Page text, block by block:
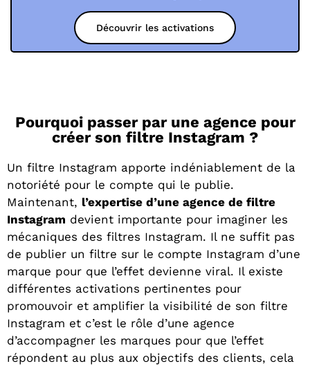
Découvrir les activations
Pourquoi passer par une agence pour
créer son filtre Instagram ?
Un filtre Instagram apporte indéniablement de la
notoriété pour le compte qui le publie.
Maintenant, l’expertise d’une agence de filtre
Instagram devient importante pour imaginer les
mécaniques des filtres Instagram. Il ne suffit pas
de publier un filtre sur le compte Instagram d’une
marque pour que l’effet devienne viral. Il existe
différentes activations pertinentes pour
promouvoir et amplifier la visibilité de son filtre
Instagram et c’est le rôle d’une agence
d’accompagner les marques pour que l’effet
répondent au plus aux objectifs des clients, cela